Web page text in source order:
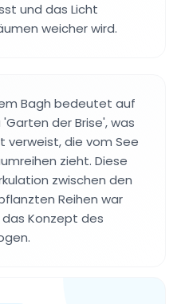
und das Licht
weicher wird.
Bagh bedeutet auf
der Brise', was
verweist, die vom See
zieht. Diese
zwischen den
Reihen war
Konzept des